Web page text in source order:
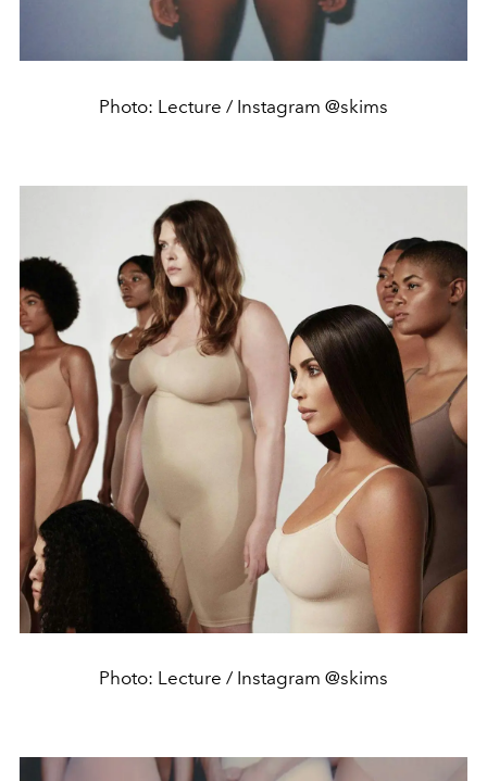
Photo: Lecture / Instagram @skims
Photo: Lecture / Instagram @skims